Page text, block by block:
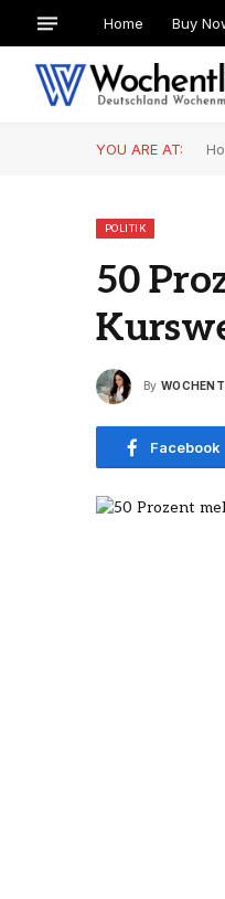
Home Buy
YOU ARE AT:
POLITIK
50
By
Facebook